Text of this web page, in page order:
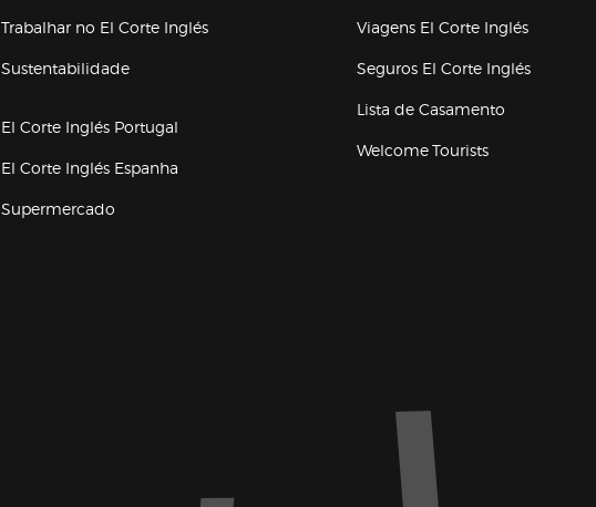
Trabalhar no El Corte Inglés(abre en nueva ventana)
Sustentabilidade
El Corte Inglés Portugal
El Corte Inglés Espanha
Supermercado
Viagens El Corte Inglés(abre en
Seguros El Corte Inglés(abre en
Lista de Casamento
Welcome Tourists
Marca El Corte Inglés